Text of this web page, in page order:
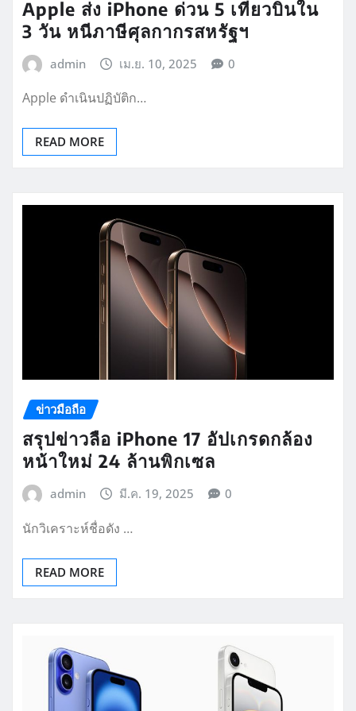
Apple ส่ง iPhone ด่วน 5 เที่ยวบินใน
3 วัน หนีภาษีศุลกากรสหรัฐฯ
admin เม.ย. 10, 2025 0
Apple ดำเนินปฏิบัติก…
READ MORE
ข่าวมือถือ
สรุปข่าวลือ iPhone 17 อัปเกรดกล้อง
หน้าใหม่ 24 ล้านพิกเซล
admin มี.ค. 19, 2025 0
นักวิเคราะห์ชื่อดัง …
READ MORE